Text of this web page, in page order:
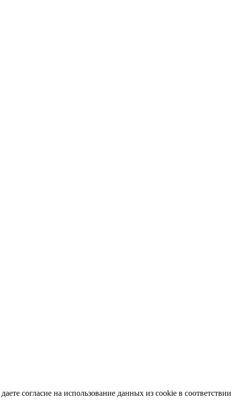
согласие на использование данных из cookie в соответствии